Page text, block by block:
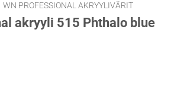
WN PROFESSIONAL AKRYYLIVÄRIT
akryyli 515 Phthalo blue